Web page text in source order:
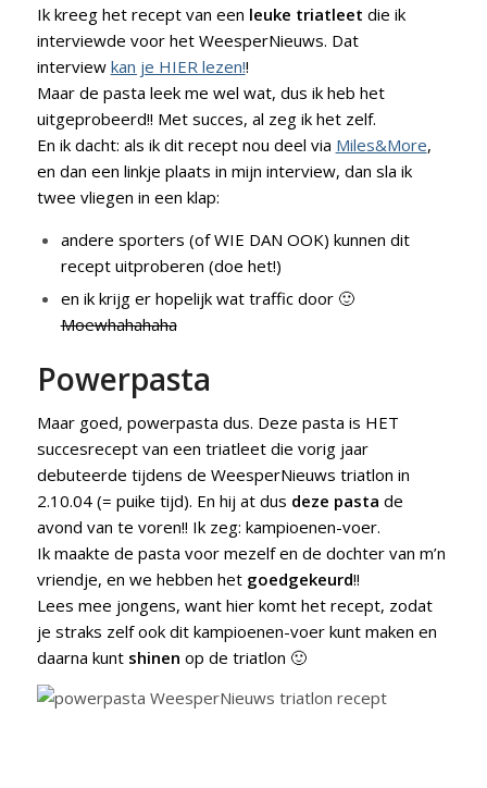
Ik kreeg het recept van een leuke triatleet die ik
interviewde voor het WeesperNieuws. Dat
interview kan je HIER lezen!!
Maar de pasta leek me wel wat, dus ik heb het
uitgeprobeerd!! Met succes, al zeg ik het zelf.
En ik dacht: als ik dit recept nou deel via Miles&More,
en dan een linkje plaats in mijn interview, dan sla ik
twee vliegen in een klap:
andere sporters (of WIE DAN OOK) kunnen dit
recept uitproberen (doe het!)
en ik krijg er hopelijk wat traffic door 🙂
Moewhahahaha
Powerpasta
Maar goed, powerpasta dus. Deze pasta is HET
succesrecept van een triatleet die vorig jaar
debuteerde tijdens de WeesperNieuws triatlon in
2.10.04 (= puike tijd). En hij at dus deze pasta de
avond van te voren!! Ik zeg: kampioenen-voer.
Ik maakte de pasta voor mezelf en de dochter van m’n
vriendje, en we hebben het goedgekeurd!!
Lees mee jongens, want hier komt het recept, zodat
je straks zelf ook dit kampioenen-voer kunt maken en
daarna kunt shinen op de triatlon 🙂